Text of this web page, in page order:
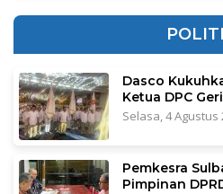
Dasco
Ketua DPC
Selasa, 4 Agustus
Pemkesra
Pimpinan